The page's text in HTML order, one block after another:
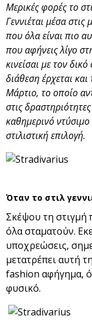
Μερικές φορές το
Γεννιέται μέσα στις
που όλα είναι πιο
που αφήνεις λίγο
κινείσαι με τον
διάθεση έρχεται
Μάρτιο, το οποίο
στις
καθημερινό
στιλιστική επιλογή.
Όταν το στιλ
Σκέψου τη στιγμή
όλα σταματούν.
υποχρεώσεις,
μετατρέπει αυτή
fashion αφήγημα,
φυσικό.